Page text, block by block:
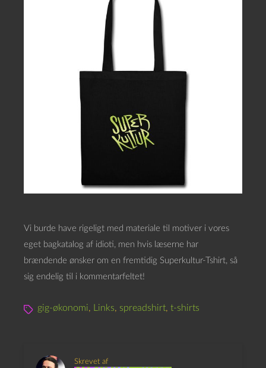
Vi burde have rigeligt med materiale til motiver i vores
eget bagkatalog af idioti, men hvis læserne har
brændende ønsker om en fremtidig Superkultur-Tshirt, så
sig endelig til i kommentarfeltet!
gig-økonomi, Links, spreadshirt, t-shirts
Skrevet af